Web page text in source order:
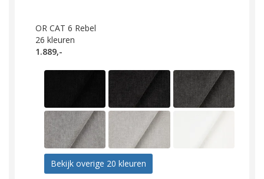
OR CAT 6 Rebel
26 kleuren
1.889,-
Bekijk overige 20 kleuren